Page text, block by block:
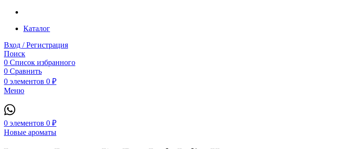
Каталог
Вход / Регистрация
Поиск
0 Список избранного
0 Сравнить
0 элементов 0 ₽
Меню
0 элементов 0 ₽
Новые ароматы